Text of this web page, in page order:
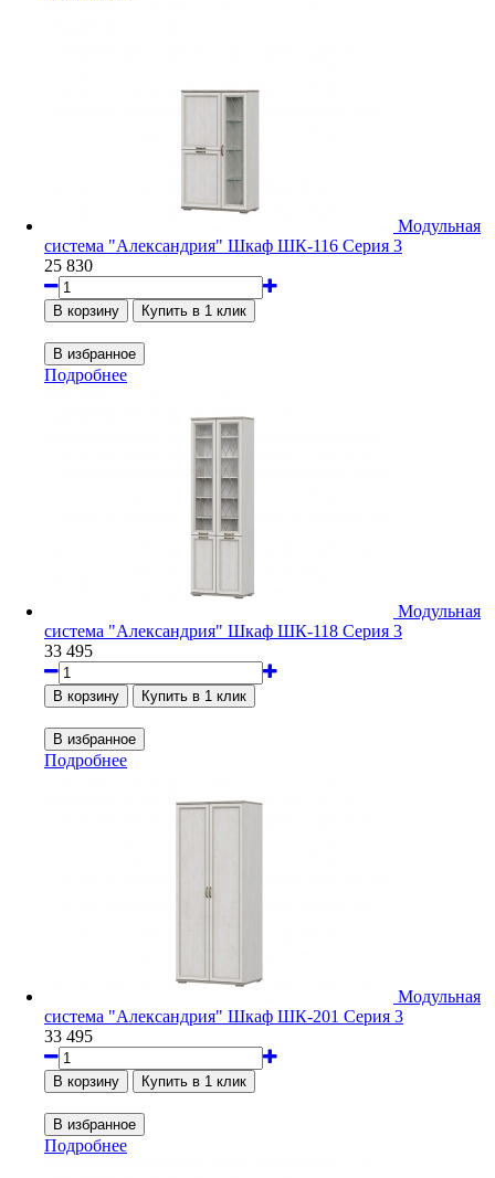
Модульная
система "Александрия" Шкаф ШК-116 Серия 3
25 830
Подробнее
Модульная
система "Александрия" Шкаф ШК-118 Серия 3
33 495
Подробнее
Модульная
система "Александрия" Шкаф ШК-201 Серия 3
33 495
Подробнее